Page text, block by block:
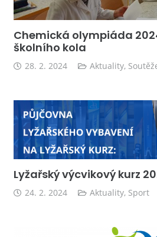
Chemická olympiáda
školního kola
28. 2. 2024 Aktuality,
Lyžařský výcvikový kurz
24. 2. 2024 Aktuality, Sport